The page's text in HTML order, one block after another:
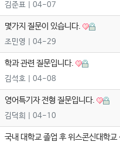
김준표 | 04-07
몇가지 질문이 있습니다.
조민영 | 04-29
학과 관련 질문입니다.
김석호 | 04-08
영어특기자 전형 질문입니다.
김덕희 | 04-10
국내 대학교 졸업 후 위스콘신대학